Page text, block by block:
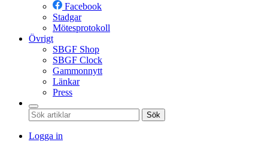
Facebook
Stadgar
Mötesprotokoll
Övrigt
SBGF Shop
SBGF Clock
Gammonnytt
Länkar
Press
Sök
Logga in